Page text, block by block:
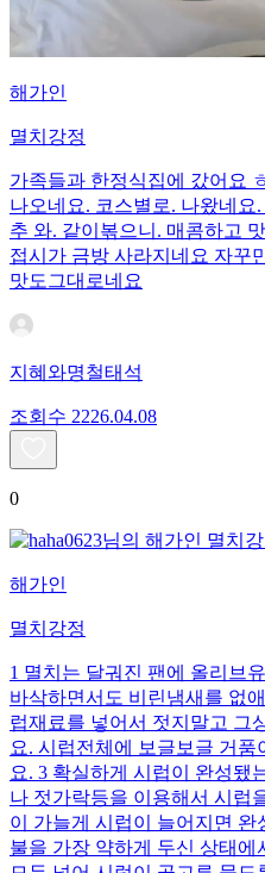
해가인
멸치강정
가족들과 한정식집에 갔어요
나오네요. 코스별로. 나왔네요
추 와. 같이볶으니. 매콤하고
접시가 금방 사라지네요 자꾸
맛도그대로네요
지혜와명철태석
조회수 2226.04.08
0
해가인
멸치강정
1 멸치는 달궈진 팬에 올리브
바삭하면서도 비린냄새를 없
럽재료를 넣어서 젓지말고 그
요. 시럽전체에 보글보글 거품
요. 3 확실하게 시럽이 완성됐
나 젓가락등을 이용해서 시럽
이 가늘게 시럽이 늘어지면
불을 가장 약하게 두신 상태